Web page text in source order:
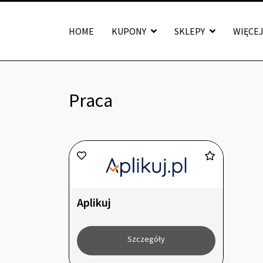
HOME KUPONY SKLEPY
Praca
Aplikuj
Szczegóły